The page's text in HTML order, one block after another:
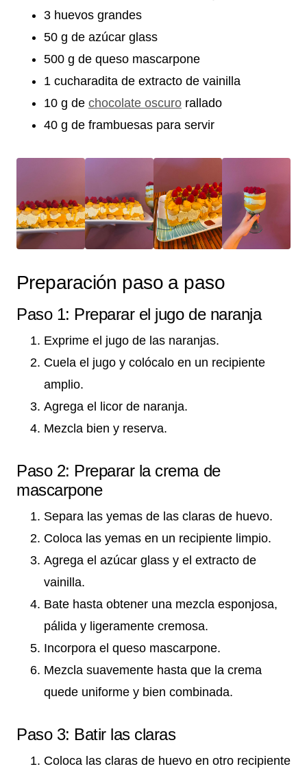
3 huevos grandes
50 g de azúcar glass
500 g de queso mascarpone
1 cucharadita de extracto de vainilla
10 g de chocolate oscuro rallado
40 g de frambuesas para servir
Preparación paso a paso
Paso 1: Preparar el jugo de naranja
Exprime el jugo de las naranjas.
Cuela el jugo y colócalo en un recipiente
amplio.
Agrega el licor de naranja.
Mezcla bien y reserva.
Paso 2: Preparar la crema de
mascarpone
Separa las yemas de las claras de huevo.
Coloca las yemas en un recipiente limpio.
Agrega el azúcar glass y el extracto de
vainilla.
Bate hasta obtener una mezcla esponjosa,
pálida y ligeramente cremosa.
Incorpora el queso mascarpone.
Mezcla suavemente hasta que la crema
quede uniforme y bien combinada.
Paso 3: Batir las claras
Coloca las claras de huevo en otro recipiente